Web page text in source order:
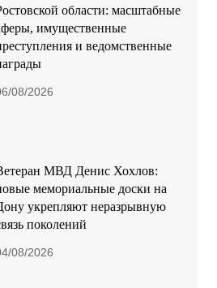
области: масштабные
имущественные
и ведомственные
08/2026
МВД Денис Хохлов:
мемориальные доски на
укрепляют неразрывную
поколений
08/2026